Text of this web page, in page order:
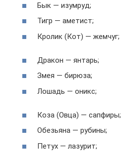
Бык — изумруд;
Тигр — аметист;
Кролик (Кот) — жемчуг;
Дракон — янтарь;
Змея — бирюза;
Лошадь — оникс;
Коза (Овца) — сапфиры;
Обезьяна — рубины;
Петух — лазурит;